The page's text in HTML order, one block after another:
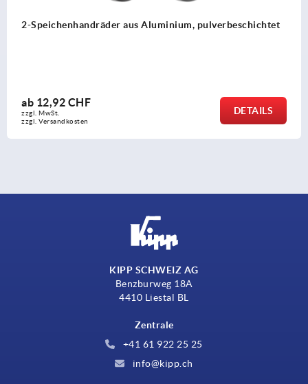
2-Speichenhandräder aus Aluminium, pulverbeschichtet
ab 12,92 CHF
zzgl. MwSt.
zzgl. Versandkosten
DETAILS
KIPP SCHWEIZ AG
Benzburweg 18A
4410 Liestal BL
Zentrale
+41 61 922 25 25
info@kipp.ch